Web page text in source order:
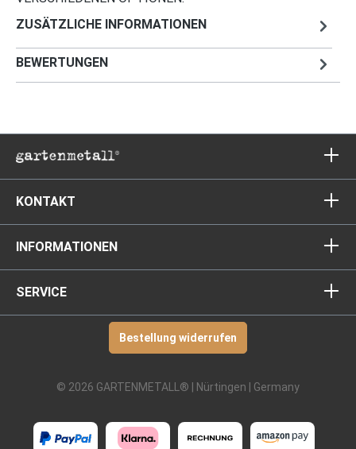
ZUSÄTZLICHE INFORMATIONEN
BEWERTUNGEN
KONTAKT
INFORMATIONEN
SERVICE
Bestellung widerrufen
© 2026 GARTENMETALL® | Nürtingen | Germany